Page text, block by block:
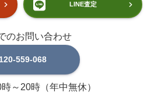
LINE査定
のお問い合わせ
559-068
～20時（年中無休）